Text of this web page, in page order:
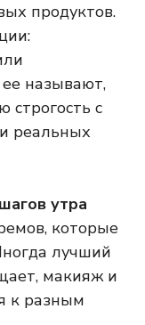
продуктов.
ее называют,
строгость с
реальных
утра
которые
лучший
макияж и
к разным